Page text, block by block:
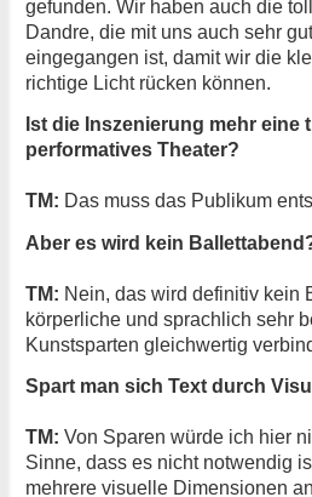
gefunden. Wir haben auch die
Dandre, die mit uns auch sehr
eingegangen ist, damit wir die
richtige Licht rücken können.
Ist die Inszenierung mehr
performatives Theater?
TM: Das muss das Publikum
Aber es wird kein
TM: Nein, das wird definitiv kein
körperliche und sprachlich sehr
Kunstsparten gleichwertig
Spart man sich Text durch
TM: Von Sparen würde ich hier
Sinne, dass es nicht notwendig
mehrere visuelle Dimensionen